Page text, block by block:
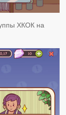
ХКОК на